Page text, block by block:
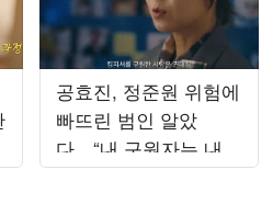
공효진, 정준원 위험에
빠뜨린 범인 알았
다…“내 구원자는 내
남편” (‘유부녀 킬러’)